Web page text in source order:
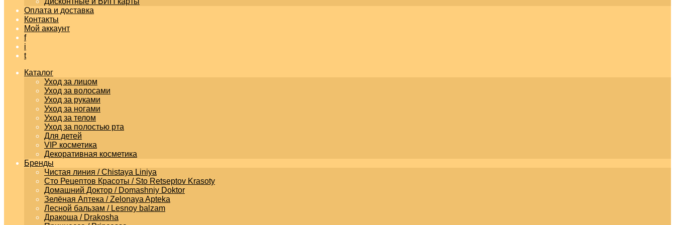
Оплата и доставка
Контакты
Мой аккаунт
f
i
t
Каталог
Уход за лицом
Уход за волосами
Уход за руками
Уход за ногами
Уход за телом
Уход за полостью рта
Для детей
VIP косметика
Декоративная косметика
Бренды
Чистая линия / Chistaya Liniya
Сто Рецептов Красоты / Sto Retseptov Krasoty
Домашний Доктор / Domashniy Doktor
Зелёная Аптека / Zelonaya Apteka
Лесной бальзам / Lesnoy balzam
Дракоша / Drakosha